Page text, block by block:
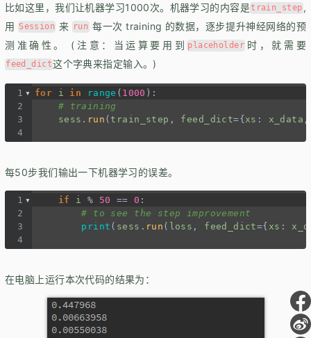
比如这里，我们让机器学习1000次。机器学习的内容是train_step ,
用 Session 来 run 每一次 training 的数据，逐步提升神经网络的预
测准确性。 (注意：当运算要用到 placeholder 时，就需要
feed_dict这个字典来指定输入。)
1 for i in range ( 1000 ):
2
# training
3
sess . run ( train_step , feed_dict={xs : x_data
4
每50步我们输出一下机器学习的误差。
1 if i % 50 == 0 :
2
# to see the step improvement
3
print ( sess . run ( loss , feed_dict={ xs :
4
在电脑上运行本次代码的结果为：